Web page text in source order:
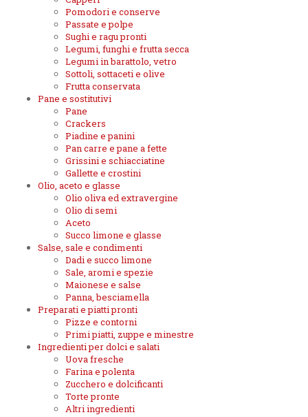
Pomodori e conserve
Passate e polpe
Sughi e ragu pronti
Legumi, funghi e frutta secca
Legumi in barattolo, vetro
Sottoli, sottaceti e olive
Frutta conservata
Pane e sostitutivi
Pane
Crackers
Piadine e panini
Pan carre e pane a fette
Grissini e schiacciatine
Gallette e crostini
Olio, aceto e glasse
Olio oliva ed extravergine
Olio di semi
Aceto
Succo limone e glasse
Salse, sale e condimenti
Dadi e succo limone
Sale, aromi e spezie
Maionese e salse
Panna, besciamella
Preparati e piatti pronti
Pizze e contorni
Primi piatti, zuppe e minestre
Ingredienti per dolci e salati
Uova fresche
Farina e polenta
Zucchero e dolcificanti
Torte pronte
Altri ingredienti